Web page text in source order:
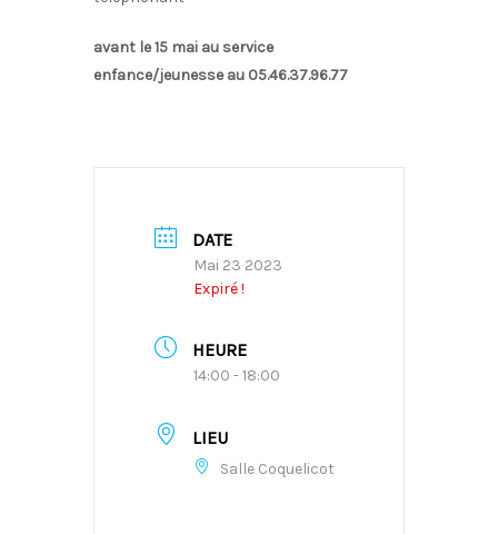
avant le 15 mai au service
enfance/jeunesse au 05.46.37.96.77
DATE
Mai 23 2023
Expiré !
HEURE
14:00 - 18:00
LIEU
Salle Coquelicot